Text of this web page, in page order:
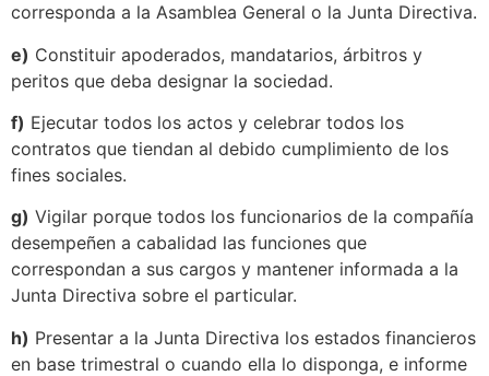
corresponda a la Asamblea General o la Junta Directiva.
e) Constituir apoderados, mandatarios, árbitros y
peritos que deba designar la sociedad.
f) Ejecutar todos los actos y celebrar todos los
contratos que tiendan al debido cumplimiento de los
fines sociales.
g) Vigilar porque todos los funcionarios de la compañía
desempeñen a cabalidad las funciones que
correspondan a sus cargos y mantener informada a la
Junta Directiva sobre el particular.
h) Presentar a la Junta Directiva los estados financieros
en base trimestral o cuando ella lo disponga, e informe